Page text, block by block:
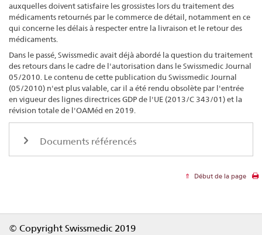
auxquelles doivent satisfaire les grossistes lors du traitement des
médicaments retournés par le commerce de détail, notamment en ce
qui concerne les délais à respecter entre la livraison et le retour des
médicaments.
Dans le passé, Swissmedic avait déjà abordé la question du traitement
des retours dans le cadre de l'autorisation dans le Swissmedic Journal
05/2010. Le contenu de cette publication du Swissmedic Journal
(05/2010) n'est plus valable, car il a été rendu obsolète par l'entrée
en vigueur des lignes directrices GDP de l'UE (2013/C 343/01) et la
révision totale de l'OAMéd en 2019.
Documents référencés
Début de la page
© Copyright Swissmedic 2019